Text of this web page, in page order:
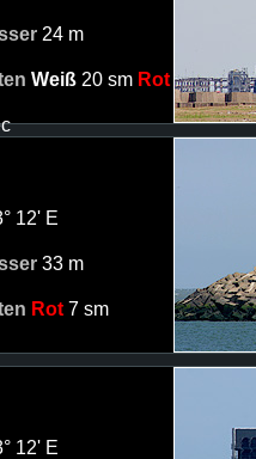
24 m
Weiß 20 sm Rot
12' E
33 m
Rot 7 sm
12' E